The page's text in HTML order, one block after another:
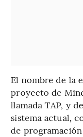
El nombre de la
proyecto de
llamada TAP, y
sistema actual,
de